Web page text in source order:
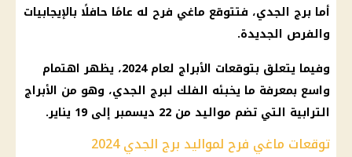
أما برج الجدي، فتتوقع ماغي فرح له عامًا حافلًا بالإيجابيات
والفرص الجديدة.
وفيما يتعلق بتوقعات الأبراج
لعام 2024، يظهر اهتمام
واسع بمعرفة ما يخبئه الفلك لبرج الجدي، وهو من الأبراج
الترابية التي تضم مواليد من 22 ديسمبر إلى 19 يناير.
توقعات ماغي فرح لمواليد برج الجدي 2024